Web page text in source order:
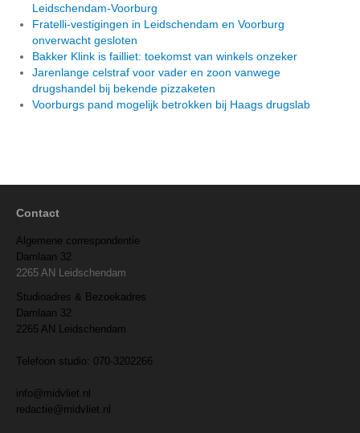
Leidschendam-Voorburg
Fratelli-vestigingen in Leidschendam en Voorburg
onverwacht gesloten
Bakker Klink is failliet: toekomst van winkels onzeker
Jarenlange celstraf voor vader en zoon vanwege
drugshandel bij bekende pizzaketen
Voorburgs pand mogelijk betrokken bij Haags drugslab
Contact
Algemene correspondentie
Damlaan 32
2265 AN Leidschendam
Studioadres & Bezoekadres
Damlaan 32
2265 AN Leidschendam
Telefoon studio: 070-3202266
info@midvliet.nl
redactie@midvliet.nl